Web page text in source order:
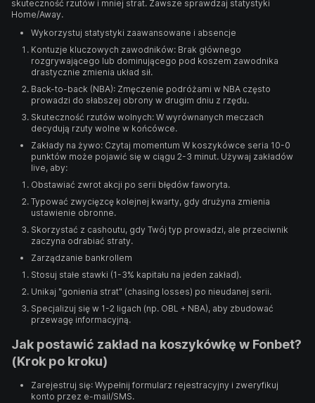
skuteczność rzutów i mniej strat. Zawsze sprawdzaj statystyki
Home/Away.
Wykorzystuj statystyki zaawansowane i absencje
Kontuzje kluczowych zawodników: Brak głównego
rozgrywającego lub dominującego pod koszem zawodnika
drastycznie zmienia układ sił.
Back-to-back (NBA): Zmęczenie podróżami w NBA często
prowadzi do słabszej obrony w drugim dniu z rzędu.
Skuteczność rzutów wolnych: W wyrównanych meczach
decydują rzuty wolne w końcówce.
Zakłady na żywo: Czytaj momentum W koszykówce seria 10-0
punktów może pojawić się w ciągu 2-3 minut. Używaj zakładów
live, aby:
Obstawiać zwrot akcji po serii błędów faworyta.
Typować zwycięzcę kolejnej kwarty, gdy drużyna zmienia
ustawienie obronne.
Skorzystać z cashoutu, gdy Twój typ prowadzi, ale przeciwnik
zaczyna odrabiać straty.
Zarządzanie bankrollem
Stosuj stałe stawki (1-3% kapitału na jeden zakład).
Unikaj "gonienia strat" (chasing losses) po nieudanej serii.
Specjalizuj się w 1-2 ligach (np. OBL + NBA), aby zbudować
przewagę informacyjną.
Jak postawić zakład na koszykówkę w Fonbet?
(Krok po kroku)
Zarejestruj się: Wypełnij formularz rejestracyjny i zweryfikuj
konto przez e-mail/SMS.